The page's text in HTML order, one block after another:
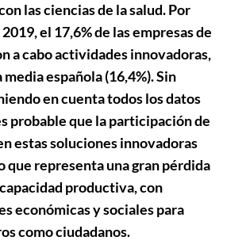
las ciencias de la salud. Por
el 17,6% de las empresas de
a cabo actividades innovadoras,
española (16,4%). Sin
en cuenta todos los datos
probable que la participación de
estas soluciones innovadoras
que representa una gran pérdida
productiva, con
económicas y sociales para
como ciudadanos.